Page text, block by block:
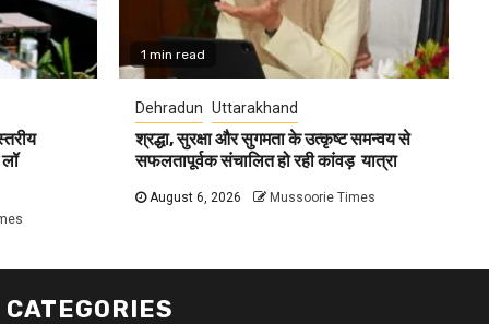
1 min read
Dehradun Uttarakhand
श्रद्धा, सुरक्षा और सुगमता के उत्कृष्ट समन्वय से
सफलतापूर्वक संचालित हो रही कांवड़ यात्रा
August 6, 2026 Mussoorie Times
CATEGORIES